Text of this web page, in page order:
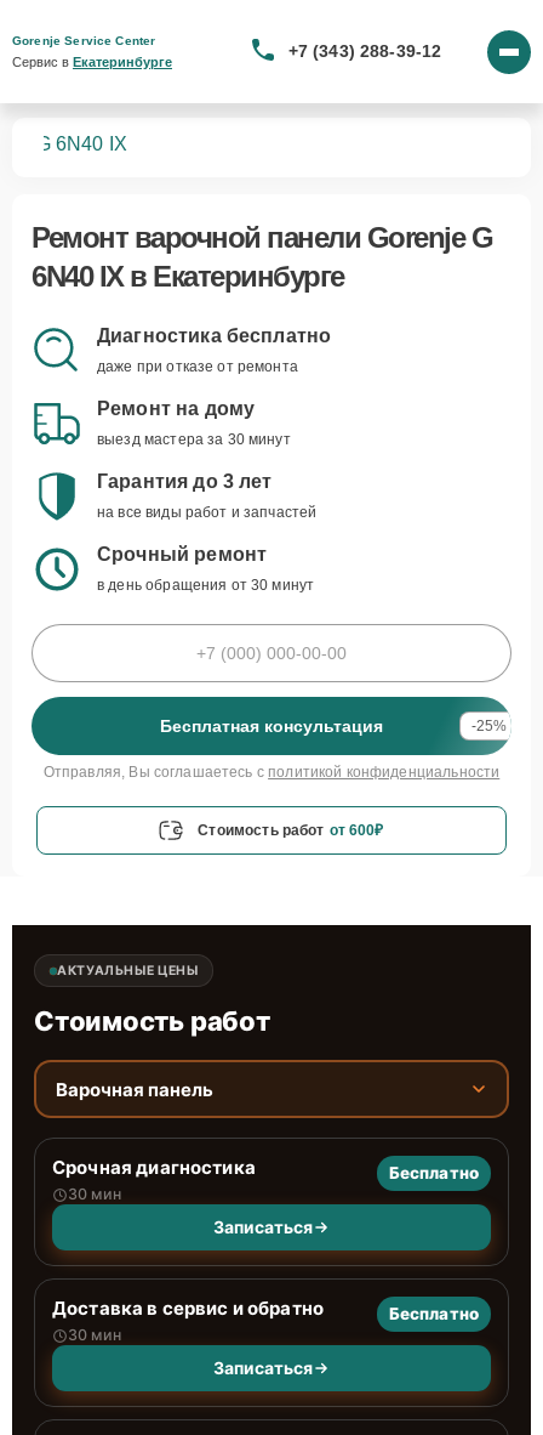
Gorenje Service Center
Сервис в Екатеринбурге
+7 (343) 288-39-12
G 6N40 IX
Ремонт варочной панели Gorenje G
6N40 IXв Екатеринбурге
Диагностика бесплатно
даже при отказе от ремонта
Ремонт на дому
выезд мастера за 30 минут
Гарантия до 3 лет
на все виды работ и запчастей
Срочный ремонт
в день обращения от 30 минут
Бесплатная консультация -25%
Отправляя, Вы соглашаетесь с политикой конфиденциальности
Стоимость работ от 600₽
АКТУАЛЬНЫЕ ЦЕНЫ
Стоимость работ
Варочная панель
Срочная диагностика
30 мин
Бесплатно
Записаться
Доставка в сервис и обратно
30 мин
Бесплатно
Записаться